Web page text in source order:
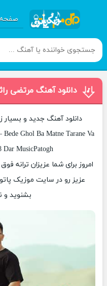
دانلود آهنگ مرتضی
دانلود آهنگ جدید و بسیار
Ghol Ba Matne Tarane Va
Dar MusicPatogh
امروز برای شما عزیزان ترانه
عزیز رو در سایت موزیک
بشنوید و